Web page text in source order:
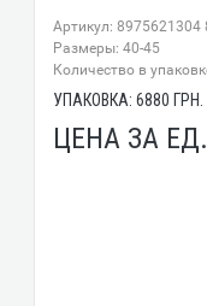
Артикул: 8975621304
Размеры: 40-45
Количество в
УПАКОВКА:6880 ГРН.
ЦЕНА ЗА